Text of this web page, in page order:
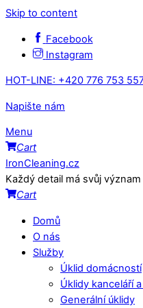
Skip to content
Facebook
Instagram
HOT-LINE: +420 776 753
Napište nám
Menu
Cart
IronCleaning.cz
Každý detail má svůj význam
Cart
Domů
O nás
Služby
Úklid domácností
Úklidy kanceláří
Generální úklidy